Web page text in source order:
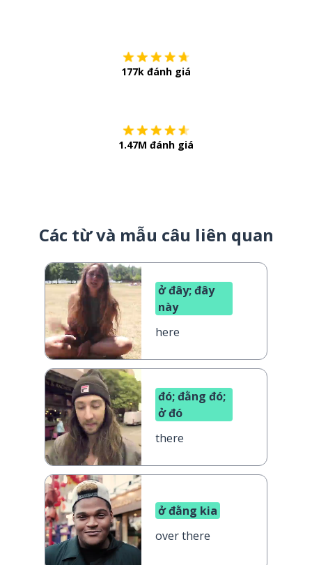
177k đánh giá
1.47M đánh giá
Các từ và mẫu câu liên quan
ở đây; đây
này
here
đó; đằng đó;
ở đó
there
ở đằng kia
over there